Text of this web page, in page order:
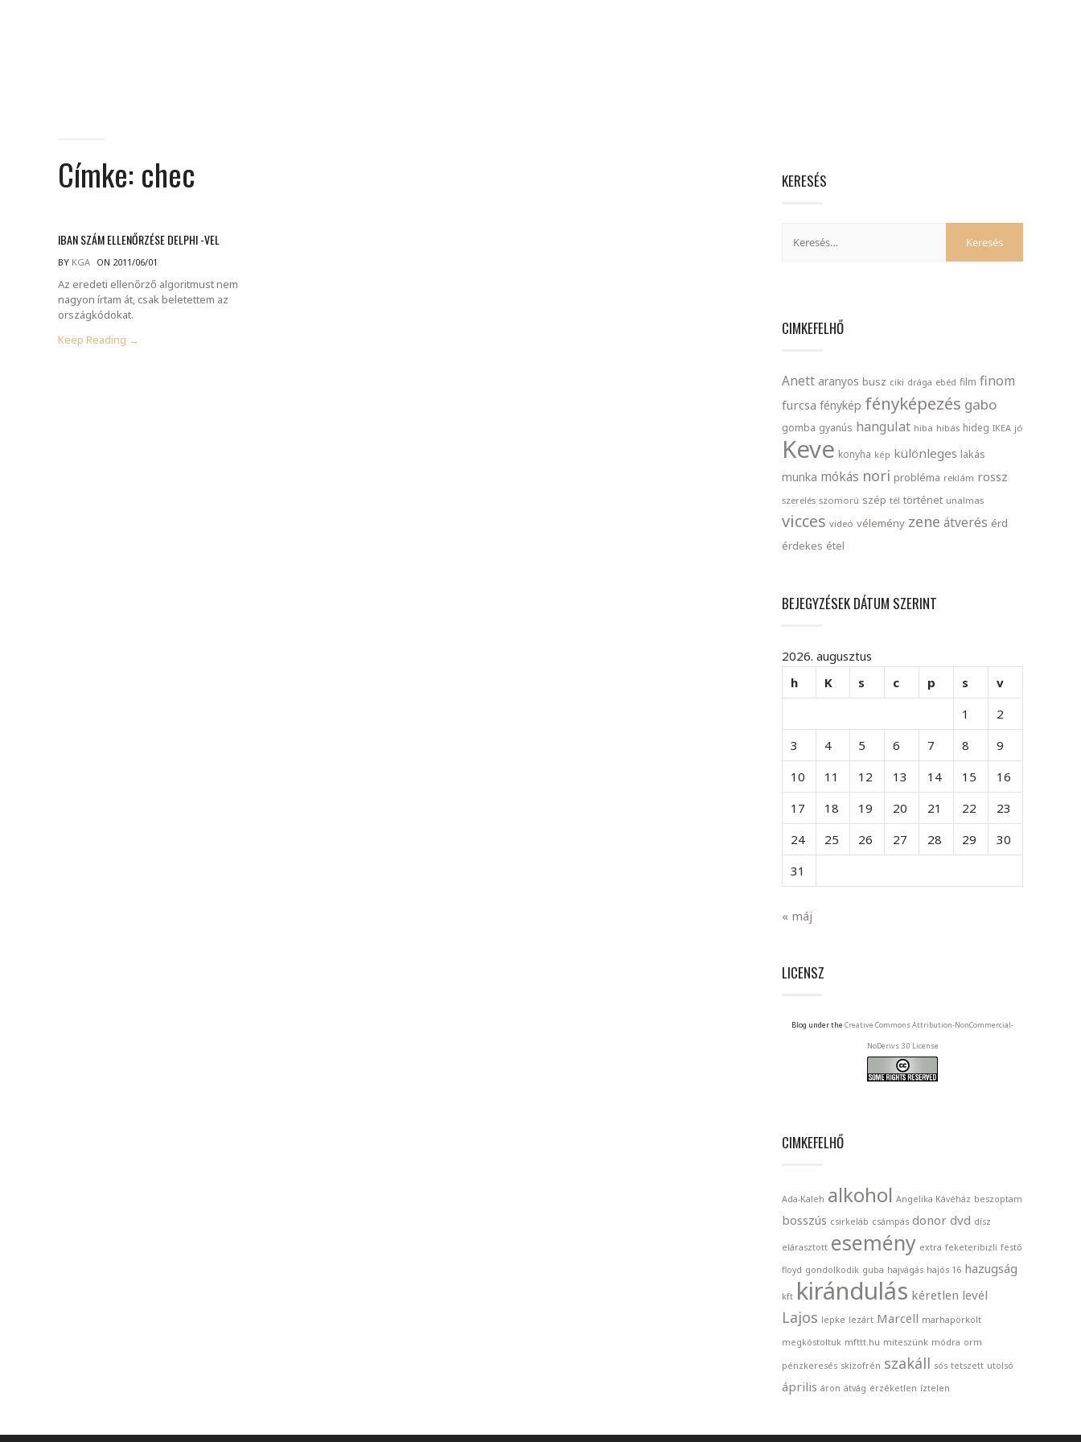
Címke: chec
IBAN SZÁM ELLENŐRZÉSE DELPHI -VEL
BY KGA ON 2011/06/01
Az eredeti ellenőrző algoritmust nem
nagyon írtam át, csak beletettem az
országkódokat.
Keep Reading →
KERESÉS
CIMKEFELHŐ
Anett aranyos busz ciki drága ebéd film finom
furcsa fénykép fényképezés gabo
gomba gyanús hangulat hiba hibás hideg IKEA jó
Keve konyha kép különleges lakás
munka mókás nori probléma reklám rossz
szerelés szomorú szép tél történet unalmas
vicces videó vélemény zene átverés érd
érdekes étel
BEJEGYZÉSEK DÁTUM SZERINT
2026. augusztus
h
K s c p s
v
1
2
3
4 5 6 7 8
9
10
11 12 13 14 15
16
17
18 19 20 21 22
23
24
25 26 27 28 29
30
31
« máj
LICENSZ
Blog under the Creative Commons Attribution-NonCommercial-
NoDerivs 3.0 License
CIMKEFELHŐ
Ada-Kaleh alkohol Angelika Kávéház beszoptam
bosszús csirkeláb csámpás donor dvd dísz
elárasztott esemény extra feketeribizli festő
floyd gondolkodik guba hajvágás hajós 16 hazugság
kft kirándulás kéretlen levél
Lajos lepke lezárt Marcell marhapörkölt
megkóstoltuk mfttt.hu miteszünk módra orm
pénzkeresés skizofrén szakáll sós tetszett utolsó
április áron átvág érzéketlen íztelen